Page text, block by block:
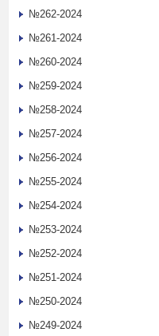
№262-2024
№261-2024
№260-2024
№259-2024
№258-2024
№257-2024
№256-2024
№255-2024
№254-2024
№253-2024
№252-2024
№251-2024
№250-2024
№249-2024